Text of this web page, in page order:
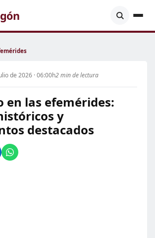
de 2026 · 06:00h2 min de lectura
en las efemérides:
y
destacados